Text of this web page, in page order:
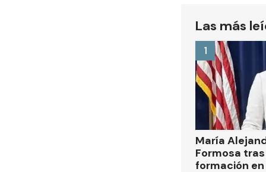
Las más
María
Formosa
formación
1